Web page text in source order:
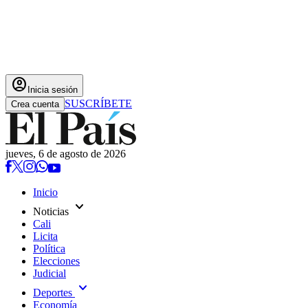
account_circle Inicia sesión
Crea cuenta SUSCRÍBETE
jueves, 6 de agosto de 2026
Inicio
Noticias expand_more
Cali
Licita
Política
Elecciones
Judicial
Deportes expand_more
Economía